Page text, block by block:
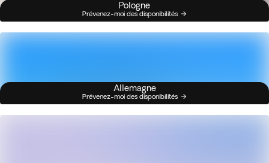
Pologne
Prévenez-moi des disponibilités
Allemagne
Prévenez-moi des disponibilités